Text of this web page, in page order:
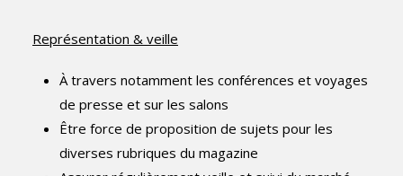
Représentation & veille
À travers notamment les conférences et voyages
de presse et sur les salons
Être force de proposition de sujets pour les
diverses rubriques du magazine